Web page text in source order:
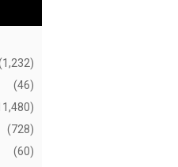
(46)
(728)
(60)